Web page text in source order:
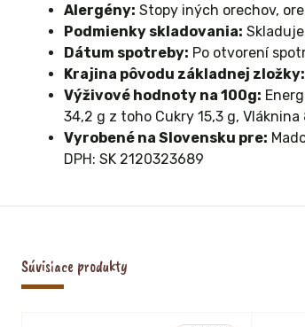
Alergény: Stopy iných orechov,
Podmienky skladovania:
Dátum spotreby: Po otvorení
Krajina pôvodu základnej zložky:
Výživové hodnoty na 100g:
34,2 g z toho Cukry 15,3 g, Vláknina
Vyrobené na Slovensku pre:
DPH: SK 2120323689
Súvisiace produkty